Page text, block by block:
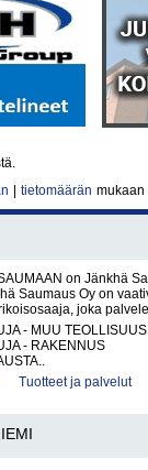
tietomäärän mukaan
on Jänkhä
Saumaus Oy on
joka
- MUU TEOLLISUUS
- RAKENNUS
Tuotteet ja palvelut